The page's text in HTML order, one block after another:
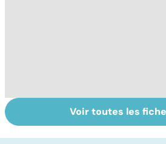
Tout savoir sur le
cancer de la
Voir toutes les